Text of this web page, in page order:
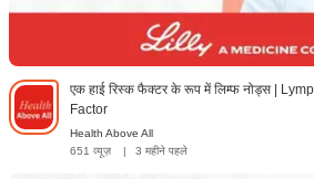
एक हाई रिस्क फैक्टर के रूप में लिम्फ नोड्स |
Factor
Health Above All
651 व्यूज़
| 3 महीने पहले